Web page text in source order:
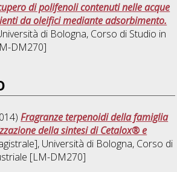
di polifenoli contenuti nelle acque
da oleifici mediante adsorbimento.
di Bologna, Corso di Studio in
DM270]
Fragranze terpenoidi della famiglia
della sintesi di Cetalox® e
Università di Bologna, Corso di
[LM-DM270]